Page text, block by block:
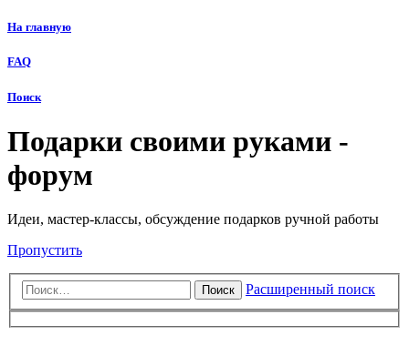
На главную
FAQ
Поиск
Подарки своими руками -
форум
Идеи, мастер-классы, обсуждение подарков ручной работы
Пропустить
Поиск Расширенный поиск